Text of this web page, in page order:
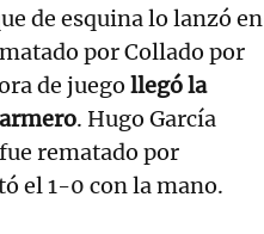
de esquina lo lanzó en
por Collado por
de juego llegó la
. Hugo García
rematado por
el 1-0 con la mano.